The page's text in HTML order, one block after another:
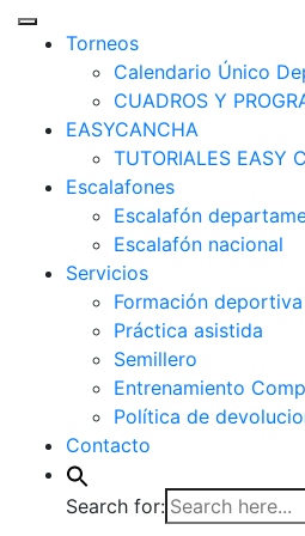
Torneos
Calendario Único
CUADROS Y
EASYCANCHA
TUTORIALES EASY
Escalafones
Escalafón
Escalafón nacional
Servicios
Formación deportiva
Práctica asistida
Semillero
Entrenamiento
Política de
Contacto
Search for: